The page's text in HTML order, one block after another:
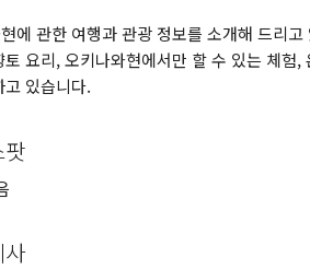
에 관한 여행과 관광 정보를 소개해 드리
토 요리, 오키나와현에서만 할 수 있는 체험
고 있습니다.